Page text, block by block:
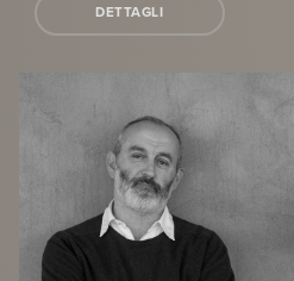
DETTAGLI